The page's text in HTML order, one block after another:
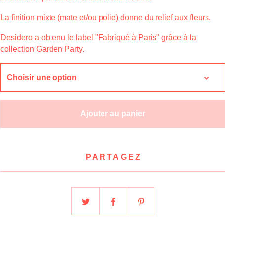
La finition mixte (mate et/ou polie) donne du relief aux fleurs.
Desidero a obtenu le label "Fabriqué à Paris" grâce à la
collection Garden Party.
Ajouter au panier
PARTAGEZ